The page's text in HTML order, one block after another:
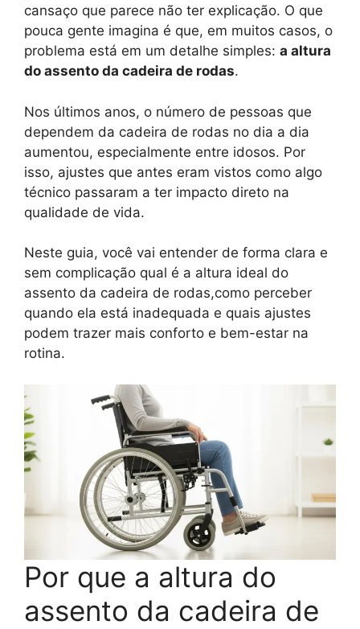
cansaço que parece não ter explicação. O que
pouca gente imagina é que, em muitos casos, o
problema está em um detalhe simples: a altura
do assento da cadeira de rodas.
Nos últimos anos, o número de pessoas que
dependem da cadeira de rodas no dia a dia
aumentou, especialmente entre idosos. Por
isso, ajustes que antes eram vistos como algo
técnico passaram a ter impacto direto na
qualidade de vida.
Neste guia, você vai entender de forma clara e
sem complicação qual é a altura ideal do
assento da cadeira de rodas,como perceber
quando ela está inadequada e quais ajustes
podem trazer mais conforto e bem-estar na
rotina.
Por que a altura do
assento da cadeira de